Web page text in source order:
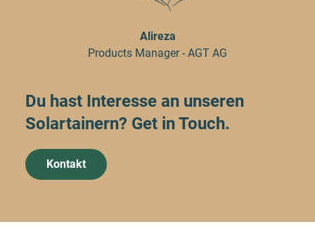
Alireza
Products Manager - AGT AG
Du hast Interesse an unseren
Solartainern? Get in Touch.
Kontakt